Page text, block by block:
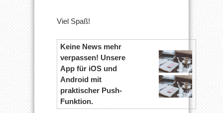
Viel Spaß!
Keine News mehr
verpassen! Unsere
App für iOS und
Android mit
praktischer Push-
Funktion.